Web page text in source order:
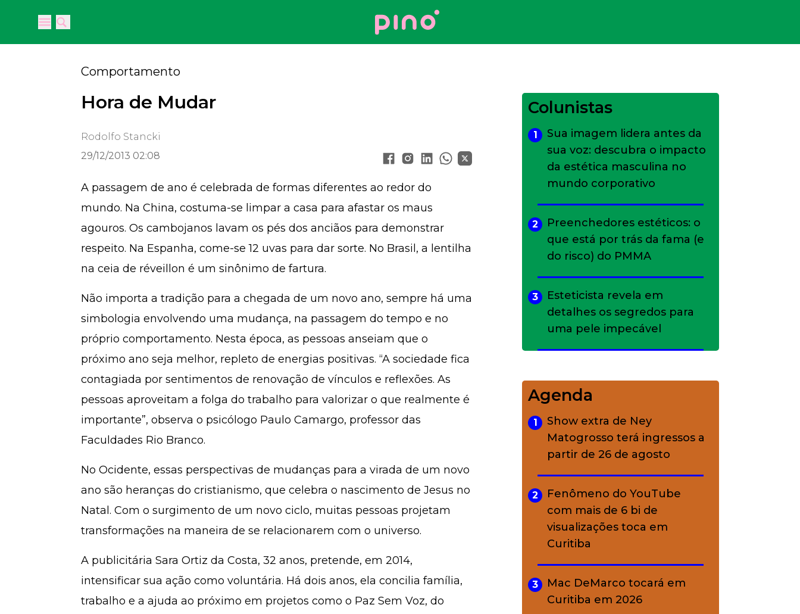
Open main menu
Open main menu
Your Company
Comportamento
Hora de Mudar
Rodolfo Stancki
29/12/2013 02:08
A passagem de ano é celebrada de formas diferentes ao redor do
mundo. Na China, costuma-se limpar a casa para afastar os maus
agouros. Os cambojanos lavam os pés dos anciãos para demonstrar
respeito. Na Espanha, come-se 12 uvas para dar sorte. No Brasil, a lentilha
na ceia de réveillon é um sinônimo de fartura.
Não importa a tradição para a chegada de um novo ano, sempre há uma
simbologia envolvendo uma mudança, na passagem do tempo e no
próprio comportamento. Nesta época, as pessoas anseiam que o
próximo ano seja melhor, repleto de energias positivas. “A sociedade fica
contagiada por sentimentos de renovação de vínculos e reflexões. As
pessoas aproveitam a folga do trabalho para valorizar o que realmente é
importante”, observa o psicólogo Paulo Camargo, professor das
Faculdades Rio Branco.
No Ocidente, essas perspectivas de mudanças para a virada de um novo
ano são heranças do cristianismo, que celebra o nascimento de Jesus no
Natal. Com o surgimento de um novo ciclo, muitas pessoas projetam
transformações na maneira de se relacionarem com o universo.
A publicitária Sara Ortiz da Costa, 32 anos, pretende, em 2014,
intensificar sua ação como voluntária. Há dois anos, ela concilia família,
trabalho e a ajuda ao próximo em projetos como o Paz Sem Voz, do
Colunistas
1
Sua imagem lidera antes da
sua voz: descubra o impacto
da estética masculina no
mundo corporativo
2
Preenchedores estéticos: o
que está por trás da fama (e
do risco) do PMMA
3
Esteticista revela em
detalhes os segredos para
uma pele impecável
charme rústico que
conquistou o luxo
A ciência por trás da
skincare: a função de cada
ativo
Agenda
1
Show extra de Ney
Matogrosso terá ingressos a
partir de 26 de agosto
2
Fenômeno do YouTube
com mais de 6 bi de
visualizações toca em
Curitiba
3
Mac DeMarco tocará em
Curitiba em 2026